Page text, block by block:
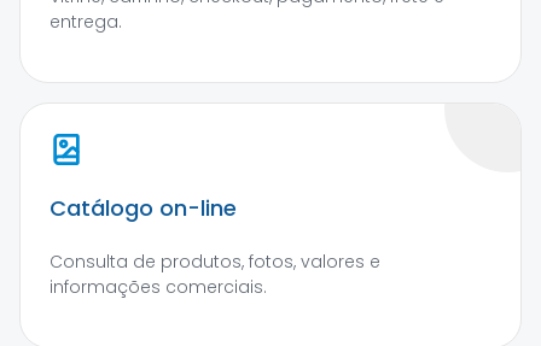
entrega.
Catálogo on-line
Consulta de produtos, fotos, valores e
informações comerciais.